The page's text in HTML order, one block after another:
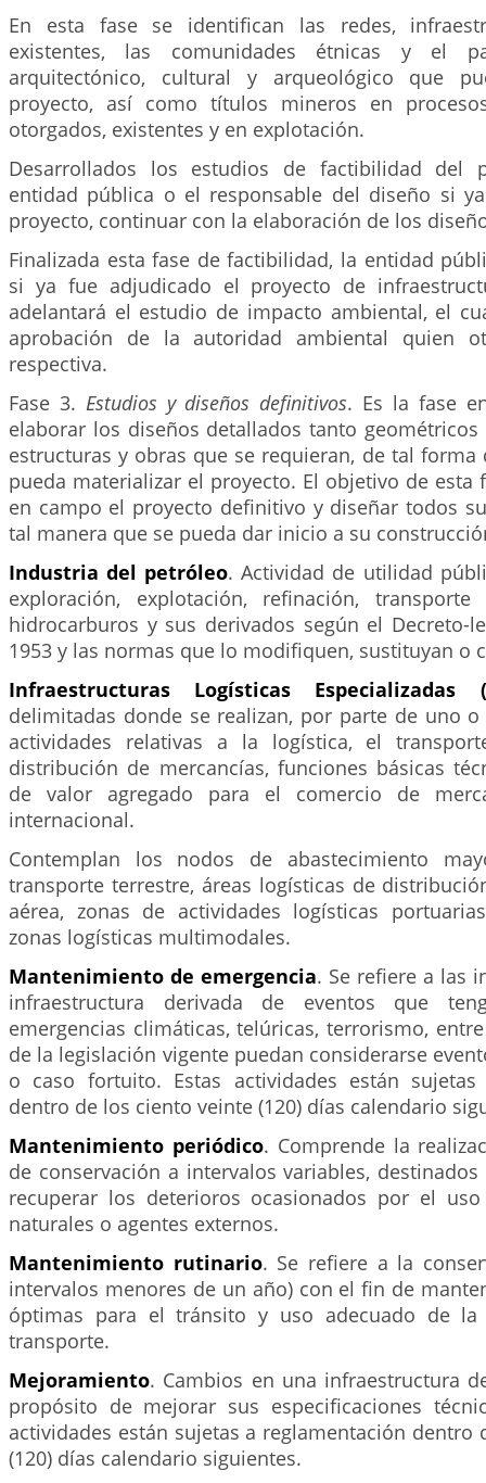
En esta fase se identifican las redes,
existentes, las comunidades étnicas y el
arquitectónico, cultural y arqueológico que
proyecto, así como títulos mineros en
otorgados, existentes y en explotación.
Desarrollados los estudios de factibilidad del
entidad pública o el responsable del diseño si
proyecto, continuar con la elaboración de los
Finalizada esta fase de factibilidad, la entidad
si ya fue adjudicado el proyecto de
adelantará el estudio de impacto ambiental, el
aprobación de la autoridad ambiental quien
respectiva.
Fase 3. Estudios y diseños definitivos. Es la fase
elaborar los diseños detallados tanto
estructuras y obras que se requieran, de tal
pueda materializar el proyecto. El objetivo de esta
en campo el proyecto definitivo y diseñar todos
tal manera que se pueda dar inicio a su
Industria del petróleo. Actividad de utilidad
exploración, explotación, refinación,
hidrocarburos y sus derivados según el Decreto-
1953 y las normas que lo modifiquen, sustituyan o
Infraestructuras Logísticas Especializadas
delimitadas donde se realizan, por parte de uno o
actividades relativas a la logística, el
distribución de mercancías, funciones básicas
de valor agregado para el comercio de
internacional.
Contemplan los nodos de abastecimiento
transporte terrestre, áreas logísticas de
aérea, zonas de actividades logísticas
zonas logísticas multimodales.
Mantenimiento de emergencia. Se refiere a las
infraestructura derivada de eventos que
emergencias climáticas, telúricas, terrorismo,
de la legislación vigente puedan considerarse
o caso fortuito. Estas actividades están sujetas
dentro de los ciento veinte (120) días calendario
Mantenimiento periódico. Comprende la
de conservación a intervalos variables,
recuperar los deterioros ocasionados por el
naturales o agentes externos.
Mantenimiento rutinario. Se refiere a la
intervalos menores de un año) con el fin de
óptimas para el tránsito y uso adecuado de la
transporte.
Mejoramiento. Cambios en una infraestructura
propósito de mejorar sus especificaciones
actividades están sujetas a reglamentación dentro
(120) días calendario siguientes.